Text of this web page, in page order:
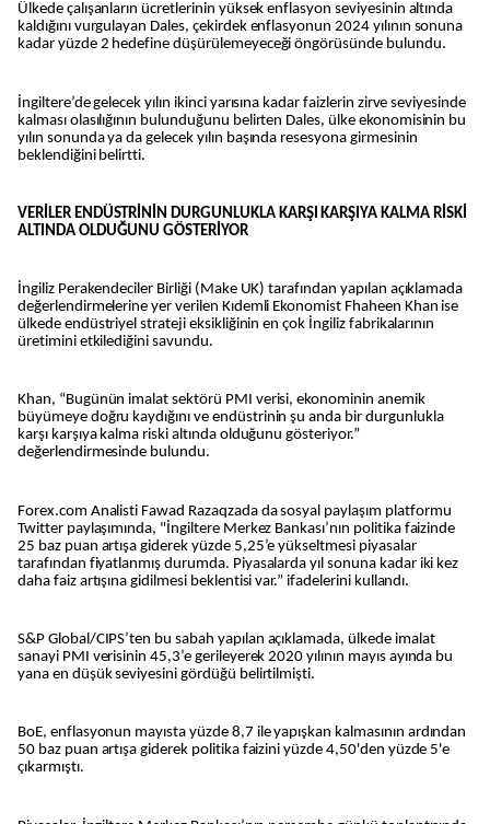
Ülkede çalışanların ücretlerinin yüksek enflasyon seviyesinin altında
kaldığını vurgulayan Dales, çekirdek enflasyonun 2024 yılının sonuna
kadar yüzde 2 hedefine düşürülemeyeceği öngörüsünde bulundu.
İngiltere’de gelecek yılın ikinci yarısına kadar faizlerin zirve seviyesinde
kalması olasılığının bulunduğunu belirten Dales, ülke ekonomisinin bu
yılın sonunda ya da gelecek yılın başında resesyona girmesinin
beklendiğini belirtti.
VERİLER ENDÜSTRİNİN DURGUNLUKLA KARŞI KARŞIYA KALMA RİSKİ
ALTINDA OLDUĞUNU GÖSTERİYOR
İngiliz Perakendeciler Birliği (Make UK) tarafından yapılan açıklamada
değerlendirmelerine yer verilen Kıdemli Ekonomist Fhaheen Khan ise
ülkede endüstriyel strateji eksikliğinin en çok İngiliz fabrikalarının
üretimini etkilediğini savundu.
Khan, “Bugünün imalat sektörü PMI verisi, ekonominin anemik
büyümeye doğru kaydığını ve endüstrinin şu anda bir durgunlukla
karşı karşıya kalma riski altında olduğunu gösteriyor.”
değerlendirmesinde bulundu.
Forex.com Analisti Fawad Razaqzada da sosyal paylaşım platformu
Twitter paylaşımında, "İngiltere Merkez Bankası’nın politika faizinde
25 baz puan artışa giderek yüzde 5,25’e yükseltmesi piyasalar
tarafından fiyatlanmış durumda. Piyasalarda yıl sonuna kadar iki kez
daha faiz artışına gidilmesi beklentisi var.” ifadelerini kullandı.
S&P Global/CIPS’ten bu sabah yapılan açıklamada, ülkede imalat
sanayi PMI verisinin 45,3’e gerileyerek 2020 yılının mayıs ayında bu
yana en düşük seviyesini gördüğü belirtilmişti.
BoE, enflasyonun mayısta yüzde 8,7 ile yapışkan kalmasının ardından
50 baz puan artışa giderek politika faizini yüzde 4,50'den yüzde 5'e
çıkarmıştı.